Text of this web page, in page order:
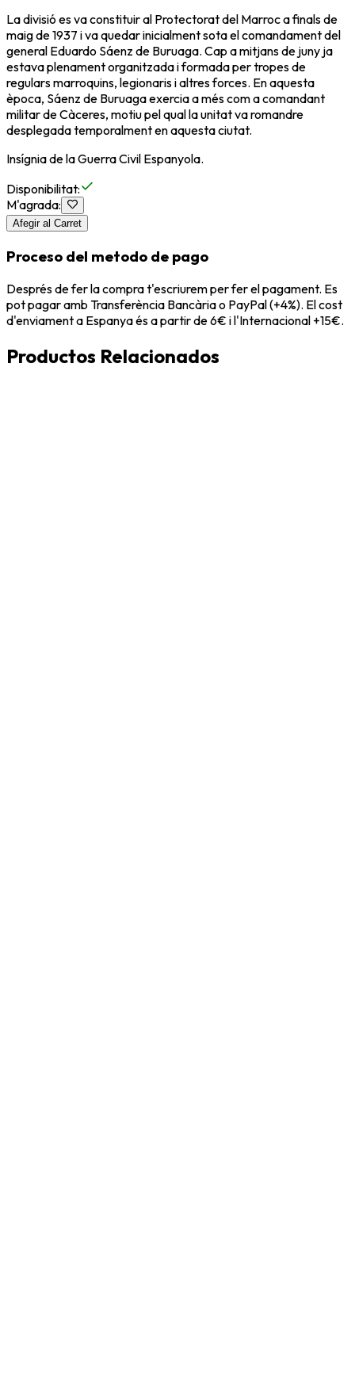
La divisió es va constituir al Protectorat del Marroc a finals de
maig de 1937 i va quedar inicialment sota el comandament del
general Eduardo Sáenz de Buruaga. Cap a mitjans de juny ja
estava plenament organitzada i formada per tropes de
regulars marroquins, legionaris i altres forces. En aquesta
època, Sáenz de Buruaga exercia a més com a comandant
militar de Càceres, motiu pel qual la unitat va romandre
desplegada temporalment en aquesta ciutat.
Insígnia de la Guerra Civil Espanyola.
Disponibilitat:
M'agrada:
Afegir al Carret
Proceso del metodo de pago
Després de fer la compra t'escriurem per fer el pagament. Es
pot pagar amb Transferència Bancària o PayPal (+4%). El cost
d'enviament a Espanya és a partir de 6€ i l'Internacional +15€.
Productos Relacionados